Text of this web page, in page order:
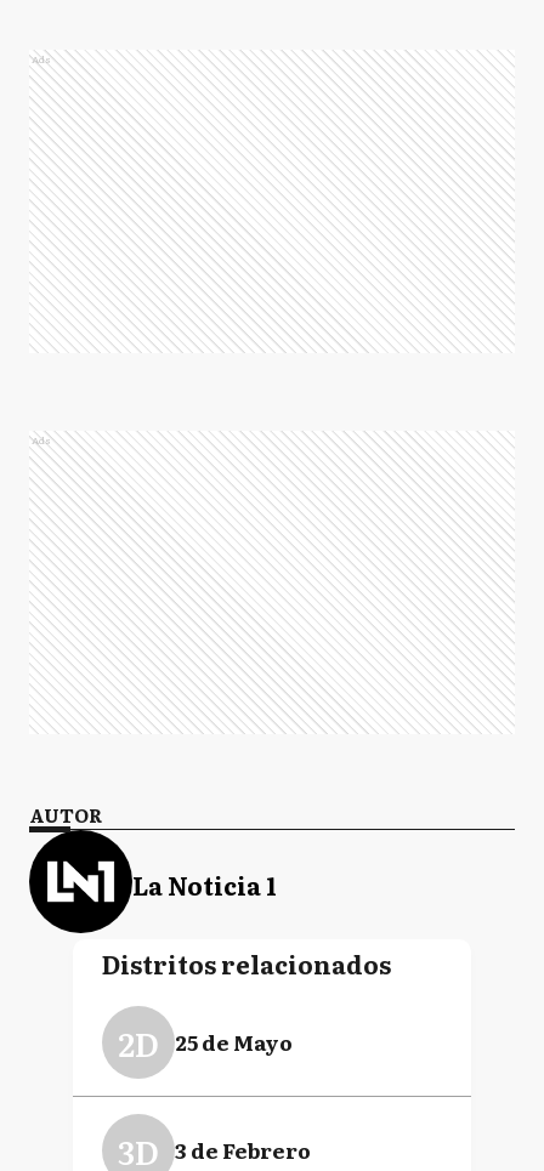
Ads
Ads
AUTOR
La Noticia 1
Distritos relacionados
2D 25 de Mayo
3D 3 de Febrero